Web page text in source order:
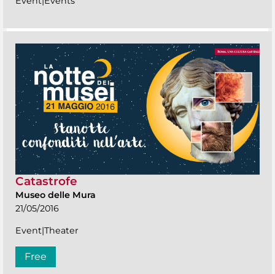
Catastrofe
Museo delle Mura
21/05/2016
Event|Theater
Free